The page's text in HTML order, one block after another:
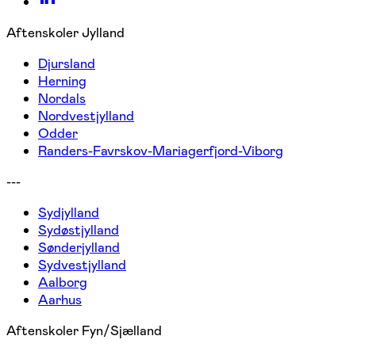
Aftenskoler Jylland
Djursland
Herning
Nordals
Nordvestjylland
Odder
Randers-Favrskov-Mariagerfjord-Viborg
---
Sydjylland
Sydøstjylland
Sønderjylland
Sydvestjylland
Aalborg
Aarhus
Aftenskoler Fyn/Sjælland